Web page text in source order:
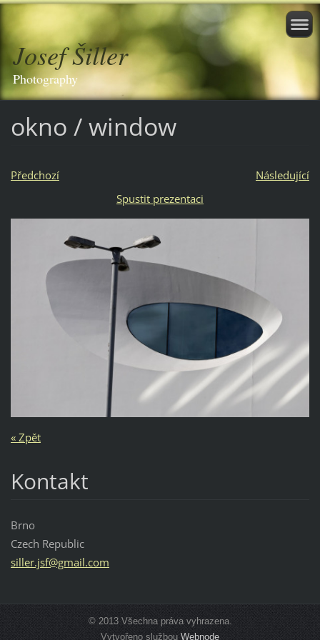
Josef Šiller
Photography
okno / window
Předchozí
Následující
Spustit prezentaci
« Zpět
Kontakt
Brno
Czech Republic
siller.jsf@gmail.com
© 2013 Všechna práva vyhrazena.
Vytvořeno službouWebnode